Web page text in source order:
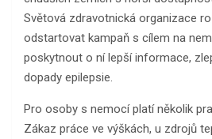
Světová zdravotnická organizace
odstartovat kampaň s cílem na
poskytnout o ní lepší informace,
dopady epilepsie.
Pro osoby s nemocí platí několik
Zákaz práce ve výškách, u zdrojů